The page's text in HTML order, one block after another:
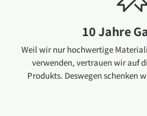
10 Jahre
Weil wir nur hochwertige
verwenden, vertrauen wir auf
Produkts. Deswegen schenken